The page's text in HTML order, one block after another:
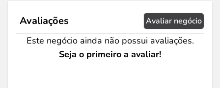
Avaliações Avaliar negócio
Este negócio ainda não possui avaliações.
Seja o primeiro a avaliar!